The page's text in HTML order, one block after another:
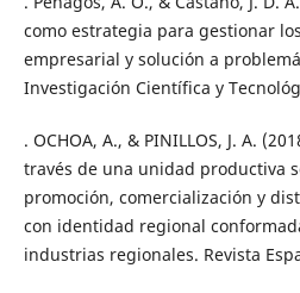
como estrategia para gestionar
empresarial y solución a
Investigación Científica y
. OCHOA, A., & PINILLOS, J. A.
través de una unidad productiva
promoción, comercialización y
con identidad regional
industrias regionales. Revista